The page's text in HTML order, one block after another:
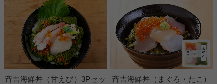
斉吉海鮮丼（甘えび）3Pセッ
斉吉海鮮丼（まぐろ・たこ）